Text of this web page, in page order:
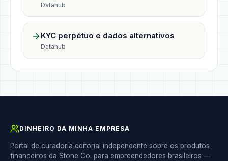
Datahub
KYC perpétuo e dados alternativos
Datahub
DINHEIRO DA MINHA EMPRESA
Portal de curadoria editorial independente sobre os produtos
financeiros da Stone Co. para empreendedores brasileiros —